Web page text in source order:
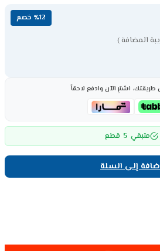
٪12 خصم
المضافة )
اشترِ الآن وادفع لاحقاً
متبقي 5 قطع
إلى السلة